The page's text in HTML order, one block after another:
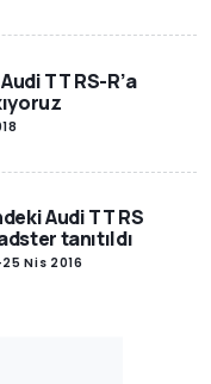
TT RS-R’a
Audi TT RS
tanıtıldı
25 Nis 2016